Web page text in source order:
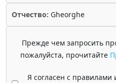
Отчество: Gheorghe
Прежде чем запросить
пожалуйста, прочитайте
Я согласен с правилами